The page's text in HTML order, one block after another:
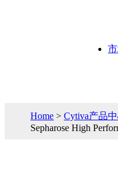
Home >Cytiva产品
Sepharose High